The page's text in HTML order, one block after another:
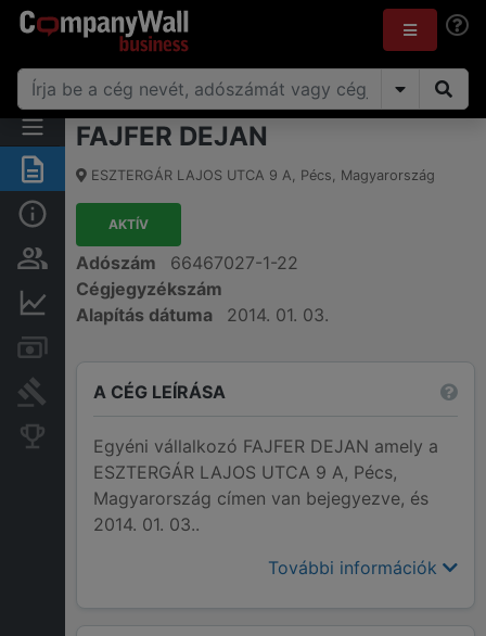
Összegzés
Alap információk
Személyek és tulajdonjog
Pénzügyi információk
Bírósági eljárások
Konkurens cégek
FAJFER DEJAN
ESZTERGÁR LAJOS UTCA 9 A, Pécs, Magyarország
AKTÍV
Adószám
66467027-1-22
Cégjegyzékszám
Alapítás dátuma
2014. 01. 03.
A CÉG LEÍRÁSA
Egyéni vállalkozó FAJFER DEJAN amely a
ESZTERGÁR LAJOS UTCA 9 A, Pécs,
Magyarország címen van bejegyezve, és
2014. 01. 03..
További információk